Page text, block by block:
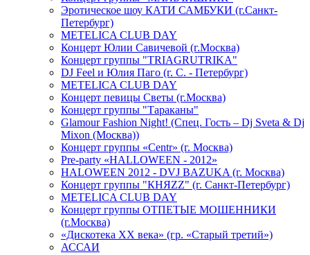
Эротическое шоу КАТИ САМБУКИ (г.Санкт-
Петербург)
METELICA CLUB DAY
Концерт Юлии Савичевой (г.Москва)
Концерт группы "TRIAGRUTRIKA"
DJ Feel и Юлия Паго (г. С. - Петербург)
METELICA CLUB DAY
Концерт певицы Светы (г.Москва)
Концерт группы "Тараканы"
Glamour Fashion Night! (Спец. Гость – Dj Sveta & Dj
Mixon (Москва))
Концерт группы «Centr» (г. Москва)
Pre-party «HALLOWEEN - 2012»
HALOWEEN 2012 - DVJ BAZUKA (г. Москва)
Концерт группы "КНЯZZ" (г. Санкт-Петербург)
METELICA CLUB DAY
Концерт группы ОТПЕТЫЕ МОШЕННИКИ
(г.Москва)
«Дискотека ХХ века» (гр. «Старый третий»)
АССАИ